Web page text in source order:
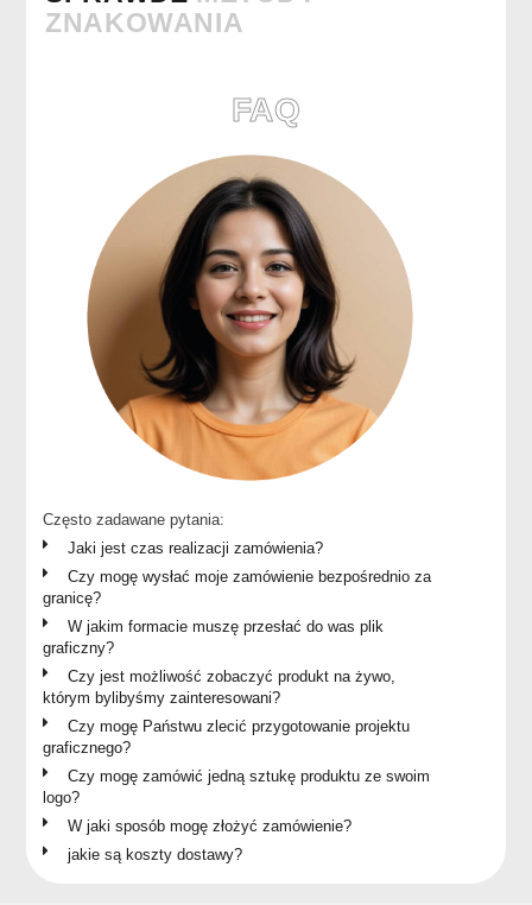
ZNAKOWANIA
FAQ
Często zadawane pytania:
Jaki jest czas realizacji zamówienia?
Czy mogę wysłać moje zamówienie bezpośrednio za
granicę?
W jakim formacie muszę przesłać do was plik
graficzny?
Czy jest możliwość zobaczyć produkt na żywo,
którym bylibyśmy zainteresowani?
Czy mogę Państwu zlecić przygotowanie projektu
graficznego?
Czy mogę zamówić jedną sztukę produktu ze swoim
logo?
W jaki sposób mogę złożyć zamówienie?
jakie są koszty dostawy?